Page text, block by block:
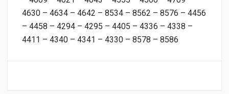
4630 – 4634 – 4642 – 8534 – 8562 – 8576 – 4456
– 4458 – 4294 – 4295 – 4405 – 4336 – 4338 –
4411 – 4340 – 4341 – 4330 – 8578 – 8586